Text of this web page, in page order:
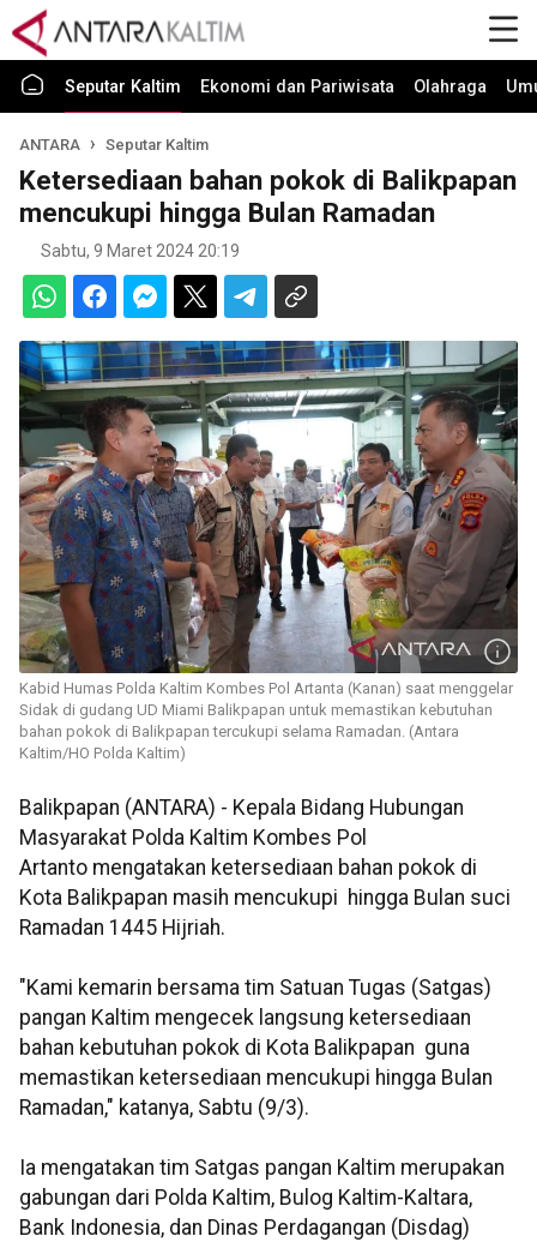
Seputar Kaltim Ekonomi dan Pariwisata Olahraga
ANTARA Seputar Kaltim
Ketersediaan bahan pokok di Balikpapan
mencukupi hingga Bulan Ramadan
Sabtu, 9 Maret 2024 20:19
Kabid Humas Polda Kaltim Kombes Pol Artanta (Kanan) saat menggelar
Sidak di gudang UD Miami Balikpapan untuk memastikan kebutuhan
bahan pokok di Balikpapan tercukupi selama Ramadan. (Antara
Kaltim/HO Polda Kaltim)
Balikpapan (ANTARA) - Kepala Bidang Hubungan
Masyarakat Polda Kaltim Kombes Pol
Artanto mengatakan ketersediaan bahan pokok di
Kota Balikpapan masih mencukupi hingga Bulan suci
Ramadan 1445 Hijriah.
"Kami kemarin bersama tim Satuan Tugas (Satgas)
pangan Kaltim mengecek langsung ketersediaan
bahan kebutuhan pokok di Kota Balikpapan guna
memastikan ketersediaan mencukupi hingga Bulan
Ramadan," katanya, Sabtu (9/3).
Ia mengatakan tim Satgas pangan Kaltim merupakan
gabungan dari Polda Kaltim, Bulog Kaltim-Kaltara,
Bank Indonesia, dan Dinas Perdagangan (Disdag)